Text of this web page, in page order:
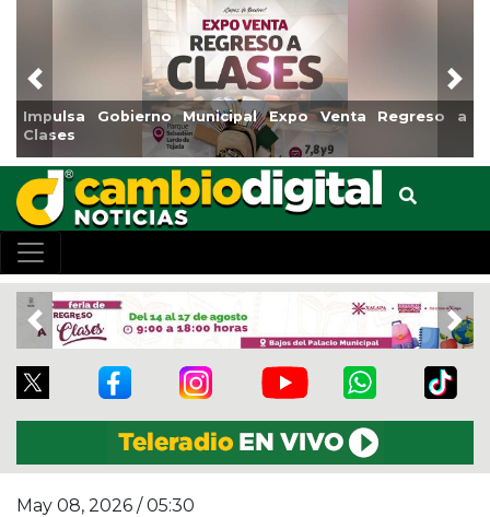
Impulsa Gobierno Municipal Expo Venta Regreso a
Clases
Previous
Previous
May 08, 2026 / 05:30